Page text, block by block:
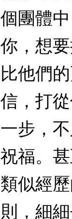
個團體
你，想
比他們
信，打
一步，
祝福。
類似經
則，細